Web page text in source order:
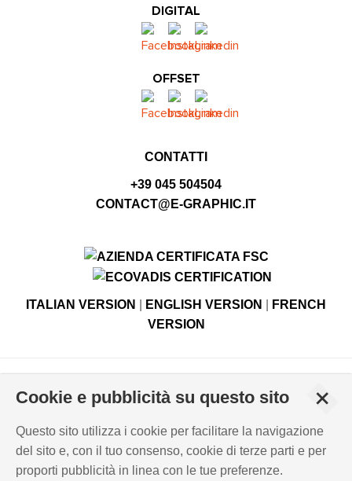
DIGITAL
OFFSET
CONTATTI
+39 045 504504
CONTACT@E-GRAPHIC.IT
ITALIAN VERSION ENGLISH VERSION
FRENCH
VERSION
Viale Edison, 6 - 37059 Campagnola di Zevio (VR), Italy -
Registro Imprese di Verona N. - C.F. – P.IVA 03744120233 -
Capitale sociale versato € 500.000,00
PRIVACY POLICY-INFORMATIVA COOKIES
Cookie e pubblicità su questo sito
Questo sito utilizza i cookie per facilitare la navigazione
del sito e, con il tuo consenso, cookie di terze parti e per
proporti pubblicità in linea con le tue preferenze.
+